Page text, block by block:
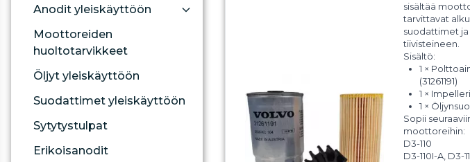
Anodit yleiskäyttöön
Moottoreiden
huoltotarvikkeet
Öljyt yleiskäyttöön
Suodattimet yleiskäyttöön
Sytytystulpat
Erikoisanodit
sisältää
tarvittavat
suodattimet
tiivisteineen.
Sisältö:
1 ×
(31261191)
1 ×
1 ×
Sopii
moottoreihin:
D3-110
D3-110I-A, D3-